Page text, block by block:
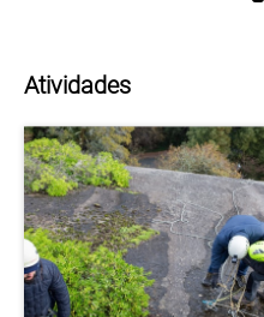
Atividades